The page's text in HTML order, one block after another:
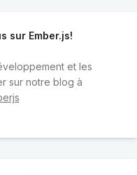
sur Ember.js!
et les
sur notre blog à